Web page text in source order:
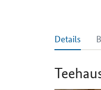
Details